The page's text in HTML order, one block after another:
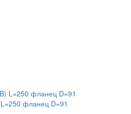
фланец D=91